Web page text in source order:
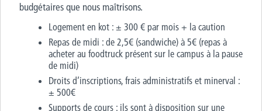
budgétaires que nous maîtrisons.
Logement en kot : ± 300 € par mois + la caution
Repas de midi : de 2,5€ (sandwiche) à 5€ (repas à
acheter au foodtruck présent sur le campus à la pause
de midi)
Droits d’inscriptions, frais administratifs et minerval :
± 500€
Supports de cours : ils sont à disposition sur une